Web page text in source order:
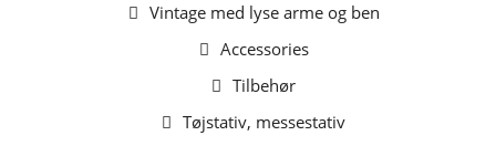
Vintage med lyse arme og ben
Accessories
Tilbehør
Tøjstativ, messestativ